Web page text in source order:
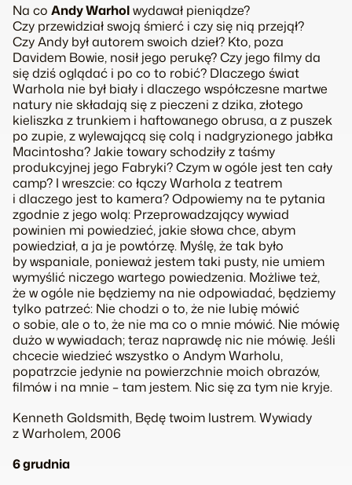
Na co Andy Warholwydawał pieniądze?
Czy przewidział swoją śmierć i czy się nią przejął?
Czy Andy był autorem swoich dzieł? Kto, poza
Davidem Bowie, nosił jego perukę? Czy jego filmy da
się dziś oglądać i po co to robić? Dlaczego świat
Warhola nie był biały i dlaczego współczesne martwe
natury nie składają się z pieczeni z dzika, złotego
kieliszka z trunkiem i haftowanego obrusa, a z puszek
po zupie, z wylewającą się colą i nadgryzionego jabłka
Macintosha? Jakie towary schodziły z taśmy
produkcyjnej jego Fabryki? Czym w ogóle jest ten cały
camp? I wreszcie: co łączy Warhola z teatrem
i dlaczego jest to kamera? Odpowiemy na te pytania
zgodnie z jego wolą: Przeprowadzający wywiad
powinien mi powiedzieć, jakie słowa chce, abym
powiedział, a ja je powtórzę. Myślę, że tak było
by wspaniale, ponieważ jestem taki pusty, nie umiem
wymyślić niczego wartego powiedzenia. Możliwe też,
że w ogóle nie będziemy na nie odpowiadać, będziemy
tylko patrzeć: Nie chodzi o to, że nie lubię mówić
o sobie, ale o to, że nie ma co o mnie mówić. Nie mówię
dużo w wywiadach; teraz naprawdę nic nie mówię. Jeśli
chcecie wiedzieć wszystko o Andym Warholu,
popatrzcie jedynie na powierzchnie moich obrazów,
filmów i na mnie – tam jestem. Nic się za tym nie kryje.
Kenneth Goldsmith, Będę twoim lustrem. Wywiady
z Warholem,2006
6 grudnia